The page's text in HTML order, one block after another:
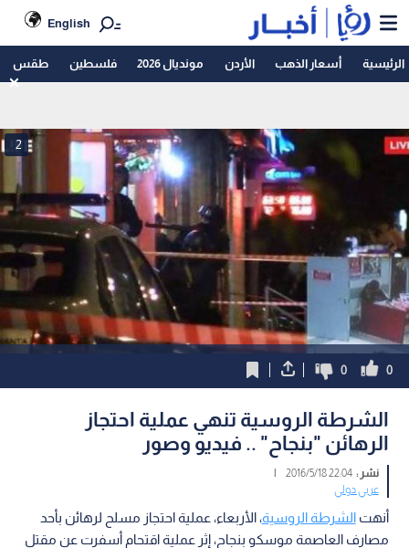
English
الرئيسية أسعار الذهب الأردن مونديال 2026 فلسطين طقس
2
0
0
الشرطة الروسية تنهي عملية احتجاز
الرهائن "بنجاح" .. فيديو وصور
نشر :22:04 2016/5/18
|
عربي دولي
أنهتالشرطة الروسية، الأربعاء، عملية احتجاز مسلح لرهائن بأحد
مصارف العاصمة موسكو بنجاح، إثر عملية اقتحام أسفرت عن مقتل